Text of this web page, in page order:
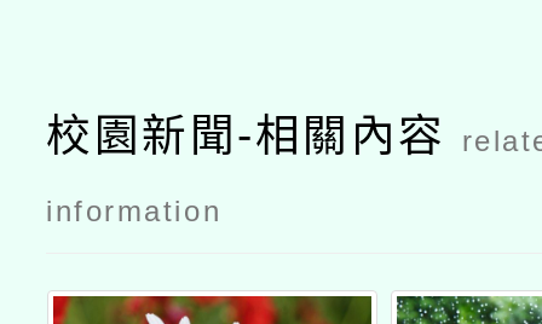
校園新聞-相關內容
information